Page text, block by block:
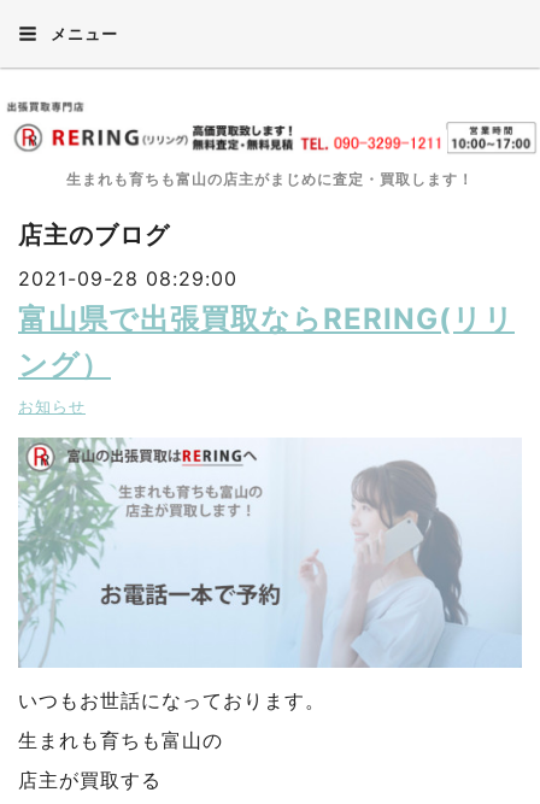
メニュー
生まれも育ちも富山の店主がまじめに査定・買取します！
店主のブログ
2021-09-28 08:29:00
富山県で出張買取ならRERING(リリ
ング）
お知らせ
いつもお世話になっております。
生まれも育ちも富山の
店主が買取する